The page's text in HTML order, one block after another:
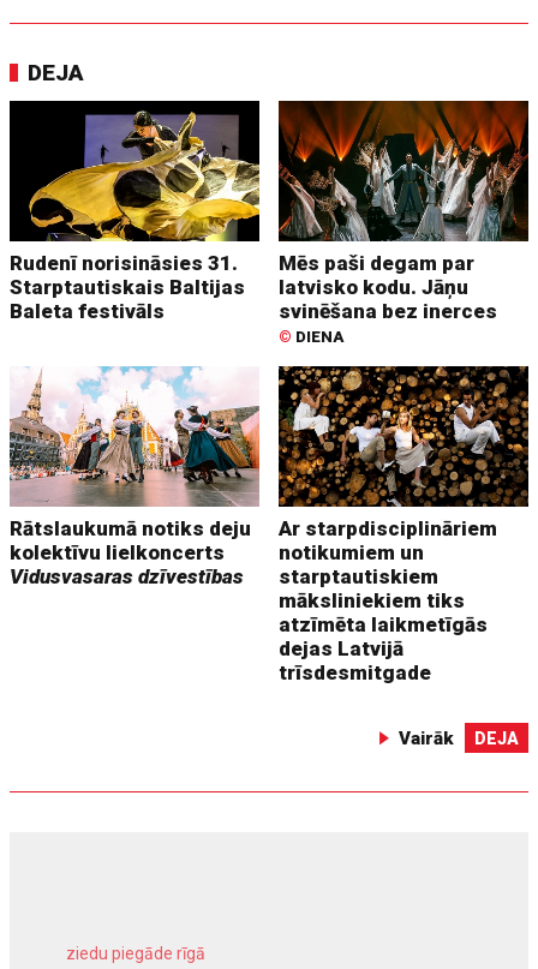
DEJA
Rudenī norisināsies 31.
Starptautiskais Baltijas
Baleta festivāls
Mēs paši degam par
latvisko kodu. Jāņu
svinēšana bez inerces
© DIENA
Rātslaukumā notiks deju
kolektīvu lielkoncerts
Vidusvasaras dzīvestības
Ar starpdisciplināriem
notikumiem un
starptautiskiem
māksliniekiem tiks
atzīmēta laikmetīgās
dejas Latvijā
trīsdesmitgade
Vairāk DEJA
ziedu piegāde rīgā